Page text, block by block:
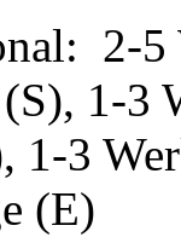
2-5
1-3
1-3
(E)